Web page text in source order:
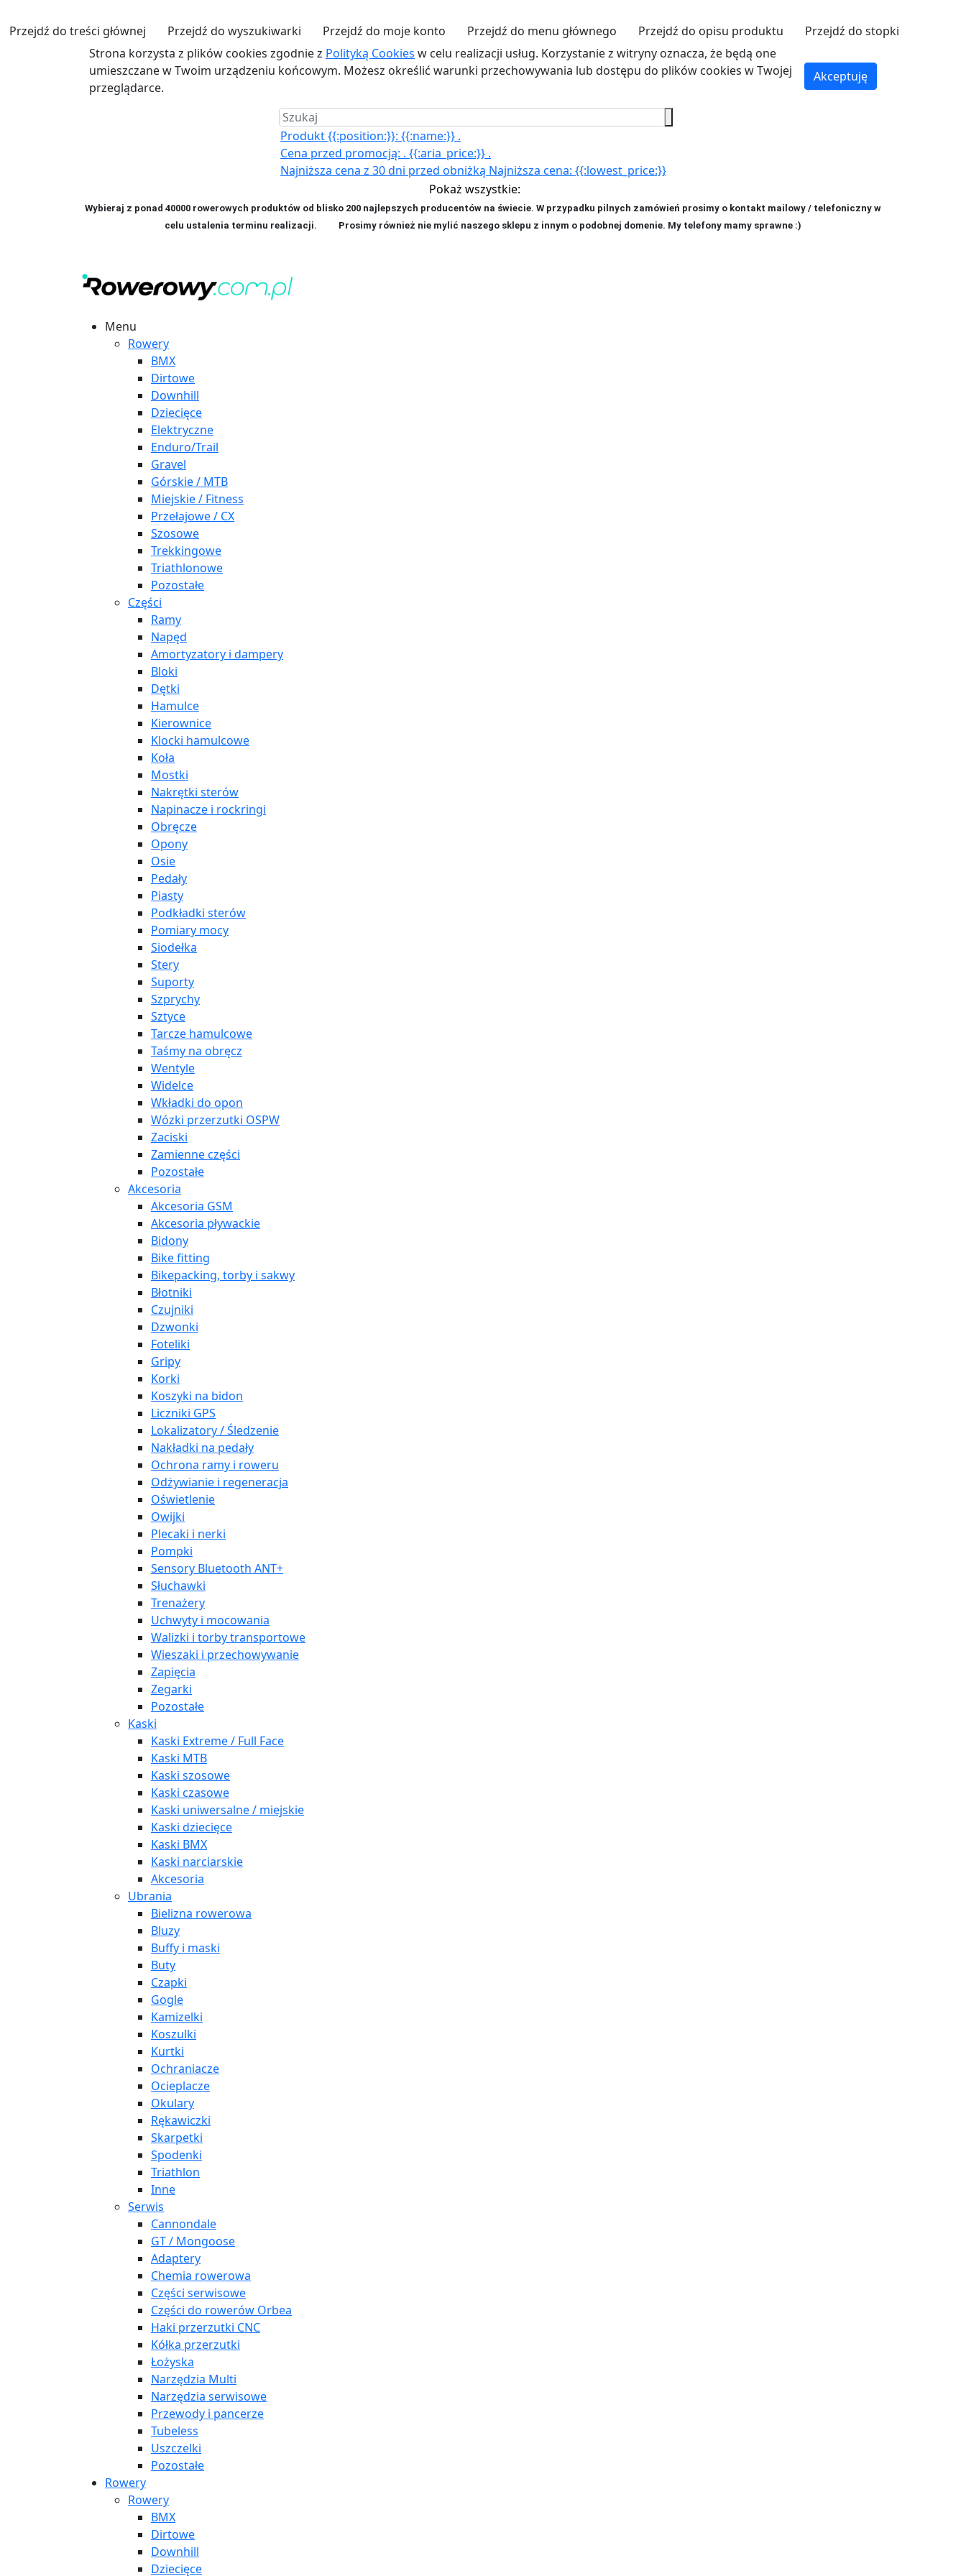
Przejdź do treści głównej Przejdź do wyszukiwarki Przejdź do moje konto Przejdź do menu głównego Przejdź do opisu produktu
Przejdź do stopki
Strona korzysta z plików cookies zgodnie z Polityką Cookies w celu realizacji usług. Korzystanie z witryny oznacza, że będą one
umieszczane w Twoim urządzeniu końcowym. Możesz określić warunki przechowywania lub dostępu do plików cookies w Twojej
przeglądarce.
Akceptuję
Produkt {{:position:}}: {{:name:}} .
Cena przed promocją: . {{:aria_price:}} .
Najniższa cena z 30 dni przed obniżką Najniższa cena: {{:lowest_price:}}
Pokaż wszystkie:
Wybieraj z ponad 40000 rowerowych produktów od blisko 200 najlepszych producentów na świecie. W przypadku pilnych zamówień prosimy o kontakt mailowy / telefoniczny w
celu ustalenia terminu realizacji. Prosimy również nie mylić naszego sklepu z innym o podobnej domenie. My telefony mamy sprawne :)
Menu
Rowery
BMX
Dirtowe
Downhill
Dziecięce
Elektryczne
Enduro/Trail
Gravel
Górskie / MTB
Miejskie / Fitness
Przełajowe / CX
Szosowe
Trekkingowe
Triathlonowe
Pozostałe
Części
Ramy
Napęd
Amortyzatory i dampery
Bloki
Dętki
Hamulce
Kierownice
Klocki hamulcowe
Koła
Mostki
Nakrętki sterów
Napinacze i rockringi
Obręcze
Opony
Osie
Pedały
Piasty
Podkładki sterów
Pomiary mocy
Siodełka
Stery
Suporty
Szprychy
Sztyce
Tarcze hamulcowe
Taśmy na obręcz
Wentyle
Widelce
Wkładki do opon
Wózki przerzutki OSPW
Zaciski
Zamienne części
Pozostałe
Akcesoria
Akcesoria GSM
Akcesoria pływackie
Bidony
Bike fitting
Bikepacking, torby i sakwy
Błotniki
Czujniki
Dzwonki
Foteliki
Gripy
Korki
Koszyki na bidon
Liczniki GPS
Lokalizatory / Śledzenie
Nakładki na pedały
Ochrona ramy i roweru
Odżywianie i regeneracja
Oświetlenie
Owijki
Plecaki i nerki
Pompki
Sensory Bluetooth ANT+
Słuchawki
Trenażery
Uchwyty i mocowania
Walizki i torby transportowe
Wieszaki i przechowywanie
Zapięcia
Zegarki
Pozostałe
Kaski
Kaski Extreme / Full Face
Kaski MTB
Kaski szosowe
Kaski czasowe
Kaski uniwersalne / miejskie
Kaski dziecięce
Kaski BMX
Kaski narciarskie
Akcesoria
Ubrania
Bielizna rowerowa
Bluzy
Buffy i maski
Buty
Czapki
Gogle
Kamizelki
Koszulki
Kurtki
Ochraniacze
Ocieplacze
Okulary
Rękawiczki
Skarpetki
Spodenki
Triathlon
Inne
Serwis
Cannondale
GT / Mongoose
Adaptery
Chemia rowerowa
Części serwisowe
Części do rowerów Orbea
Haki przerzutki CNC
Kółka przerzutki
Łożyska
Narzędzia Multi
Narzędzia serwisowe
Przewody i pancerze
Tubeless
Uszczelki
Pozostałe
Rowery
Rowery
BMX
Dirtowe
Downhill
Dziecięce